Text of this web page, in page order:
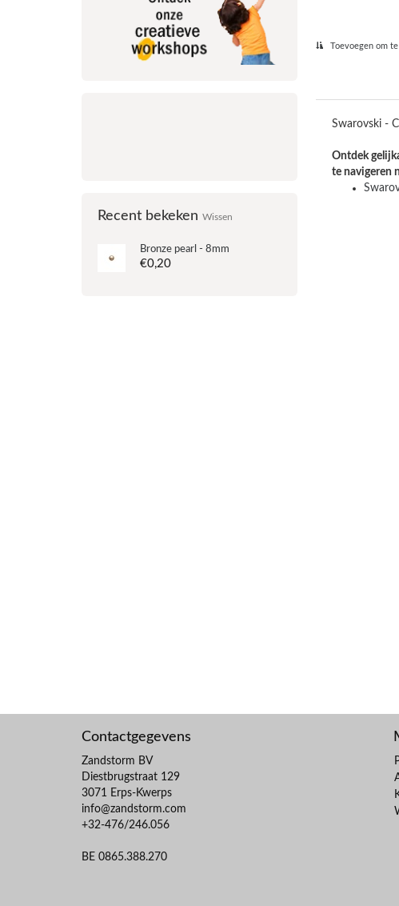
Recent bekeken Wissen
Bronze pearl - 8mm
€0,20
Toevoegen om
Swarovski -
Ontdek
te navigeren
Contactgegevens
Zandstorm BV
Diestbrugstraat 129
3071 Erps-Kwerps
info@zandstorm.com
+32-476/246.056
BE 0865.388.270